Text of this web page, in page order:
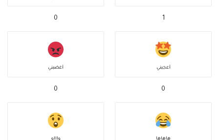
1
0
أعجبني
0
أغضبني
0
هاهاها واااو